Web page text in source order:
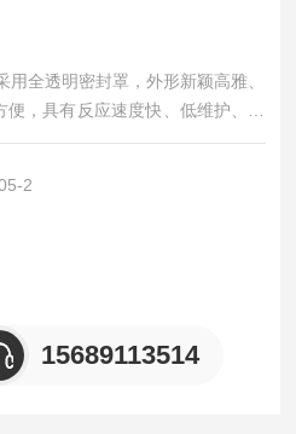
全透明密封罩，外形新颖高雅、
，具有反应速度快、低维护、称
功能等特点。
2
15689113514